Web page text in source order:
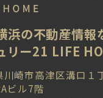
浜の不動産情報
リー21 LIFE
川崎市高津区溝口１
ビル7階